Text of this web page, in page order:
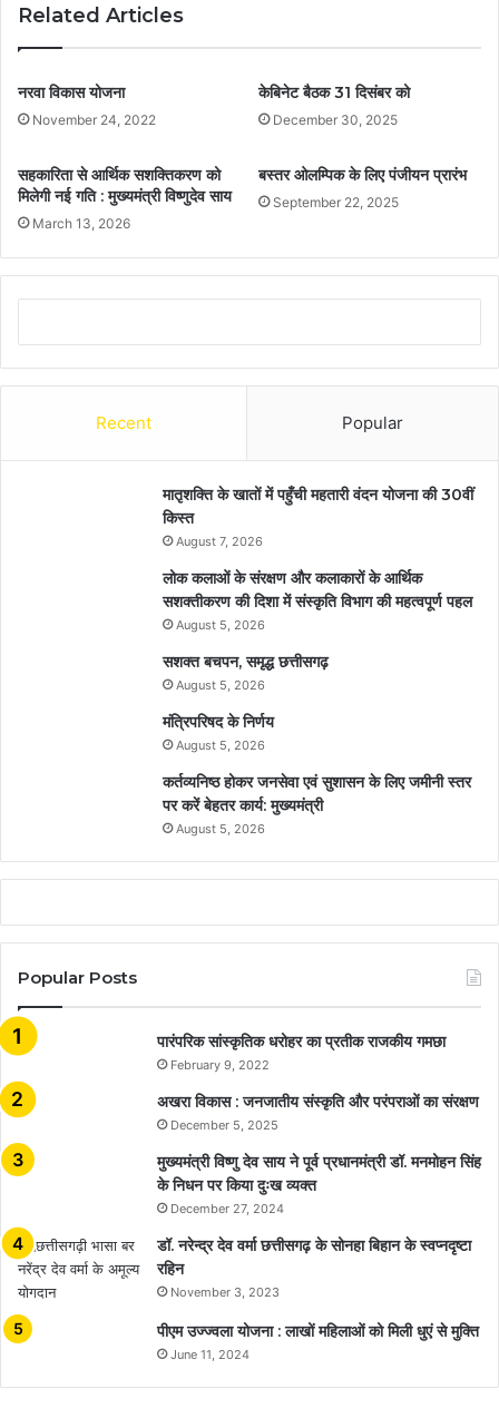
Related Articles
नरवा विकास योजना
November 24, 2022
केबिनेट बैठक 31 दिसंबर को
December 30, 2025
सहकारिता से आर्थिक सशक्तिकरण को
मिलेगी नई गति : मुख्यमंत्री विष्णुदेव साय
March 13, 2026
बस्तर ओलम्पिक के लिए पंजीयन प्रारंभ
September 22, 2025
Recent Popular
मातृशक्ति के खातों में पहुँची महतारी वंदन योजना की 30वीं
किस्त
August 7, 2026
लोक कलाओं के संरक्षण और कलाकारों के आर्थिक
सशक्तीकरण की दिशा में संस्कृति विभाग की महत्वपूर्ण पहल
August 5, 2026
सशक्त बचपन, समृद्ध छत्तीसगढ़
August 5, 2026
मंत्रिपरिषद के निर्णय
August 5, 2026
कर्तव्यनिष्ठ होकर जनसेवा एवं सुशासन के लिए जमीनी स्तर
पर करें बेहतर कार्य: मुख्यमंत्री
August 5, 2026
Popular Posts
​​​​​​​पारंपरिक सांस्कृतिक धरोहर का प्रतीक राजकीय गमछा
February 9, 2022
अखरा विकास : जनजातीय संस्कृति और परंपराओं का संरक्षण
December 5, 2025
मुख्यमंत्री विष्णु देव साय ने पूर्व प्रधानमंत्री डॉ. मनमोहन सिंह
के निधन पर किया दुःख व्यक्त
December 27, 2024
डॉ. नरेन्द्र देव वर्मा छत्तीसगढ़ के सोनहा बिहान के स्वप्नदृष्टा
रहिन
November 3, 2023
पीएम उज्ज्वला योजना : लाखों महिलाओं को मिली धुएं से मुक्ति
June 11, 2024